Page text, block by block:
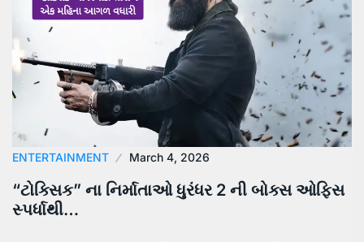
ENTERTAINMENT March 4, 2026
“ટોક્સિક” ના નિર્માતાઓ ધુરંધર 2 ની બોક્સ ઓફિસ
સ્પર્ધાથી…